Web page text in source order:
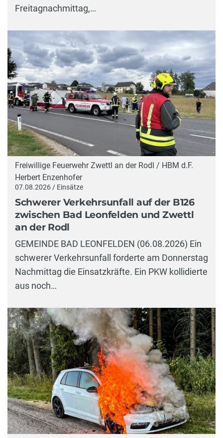
Freitagnachmittag,…
Freiwillige Feuerwehr Zwettl an der Rodl / HBM d.F.
Herbert Enzenhofer
07.08.2026 / Einsätze
Schwerer Verkehrsunfall auf der B126
zwischen Bad Leonfelden und Zwettl
an der Rodl
GEMEINDE BAD LEONFELDEN (06.08.2026) Ein
schwerer Verkehrsunfall forderte am Donnerstag
Nachmittag die Einsatzkräfte. Ein PKW kollidierte
aus noch…